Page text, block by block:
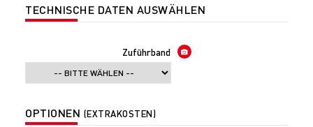
TECHNISCHE DATEN AUSWÄHLEN
Zuführband
OPTIONEN (EXTRAKOSTEN)